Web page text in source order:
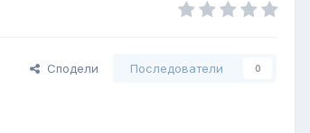
Сподели Последователи 0